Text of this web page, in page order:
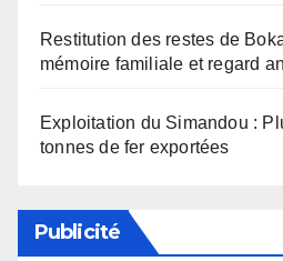
Restitution des restes de
mémoire familiale et regard
Exploitation du Simandou :
tonnes de fer exportées
Publicité